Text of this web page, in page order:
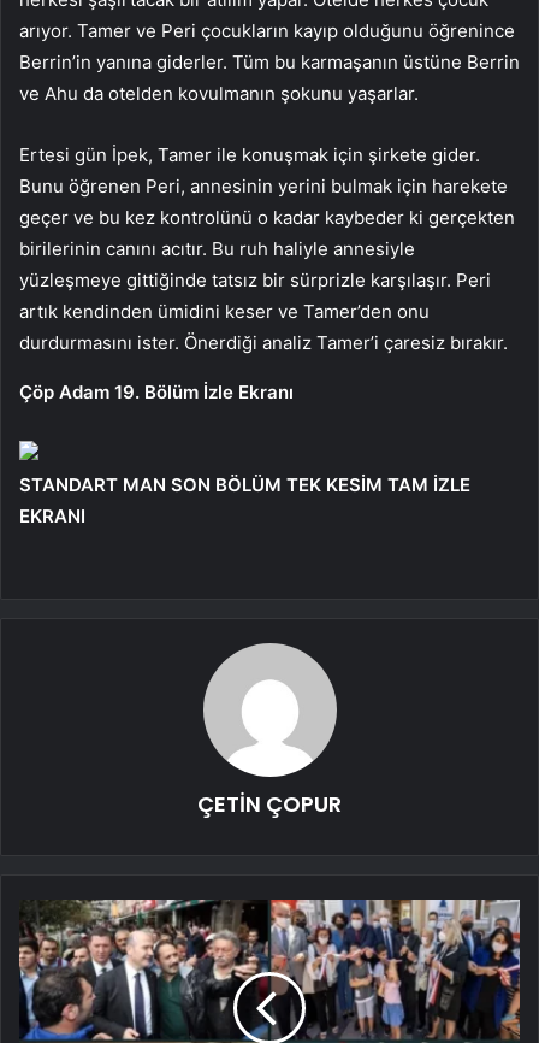
arıyor. Tamer ve Peri çocukların kayıp olduğunu öğrenince
Berrin’in yanına giderler. Tüm bu karmaşanın üstüne Berrin
ve Ahu da otelden kovulmanın şokunu yaşarlar.
Ertesi gün İpek, Tamer ile konuşmak için şirkete gider.
Bunu öğrenen Peri, annesinin yerini bulmak için harekete
geçer ve bu kez kontrolünü o kadar kaybeder ki gerçekten
birilerinin canını acıtır. Bu ruh haliyle annesiyle
yüzleşmeye gittiğinde tatsız bir sürprizle karşılaşır. Peri
artık kendinden ümidini keser ve Tamer’den onu
durdurmasını ister. Önerdiği analiz Tamer’i çaresiz bırakır.
Çöp Adam 19. Bölüm İzle Ekranı
STANDART MAN SON BÖLÜM TEK KESİM TAM İZLE
EKRANI
ÇETİN ÇOPUR